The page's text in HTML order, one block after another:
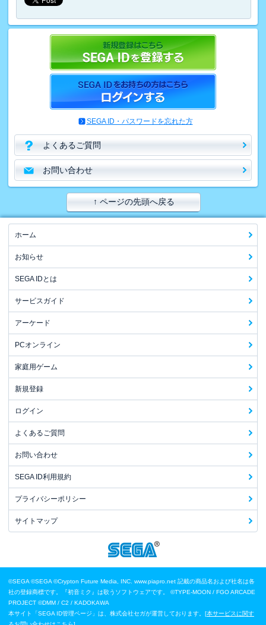
SEGA ID・パスワードを忘れた方
よくあるご質問
お問い合わせ
↑ ページの先頭へ戻る
ホーム
お知らせ
SEGA IDとは
サービスガイド
アーケード
PCオンライン
家庭用ゲーム
新規登録
ログイン
よくあるご質問
お問い合わせ
SEGA ID利用規約
プライバシーポリシー
サイトマップ
©SEGA ©SEGA ©Crypton Future Media, INC. www.piapro.net 記載の商品名および社名は各
社の登録商標です。『初音ミク』は歌うソフトウェアです。
©TYPE-MOON / FGO ARCADE
PROJECT ©DMM / C2 / KADOKAWA
本サイト「SEGA ID管理ページ」は、株式会社セガが運営しております。[本サービスに関す